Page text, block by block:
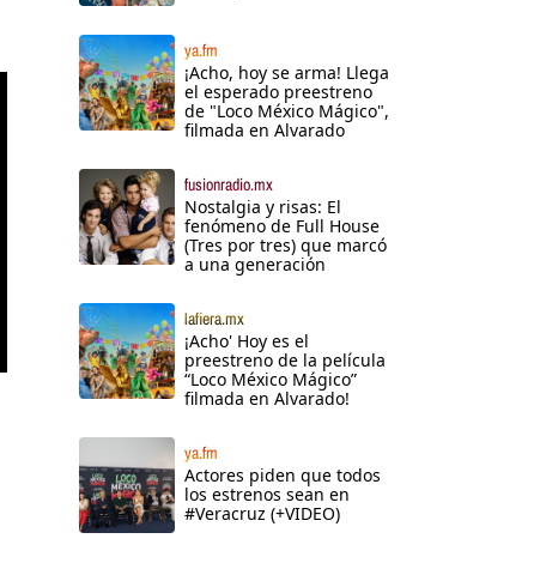
ya.fm
¡Acho, hoy se arma! Llega
el esperado preestreno
de "Loco México Mágico",
filmada en Alvarado
fusionradio.mx
Nostalgia y risas: El
fenómeno de Full House
(Tres por tres) que marcó
a una generación
lafiera.mx
¡Acho' Hoy es el
preestreno de la película
“Loco México Mágico”
filmada en Alvarado!
ya.fm
Actores piden que todos
los estrenos sean en
#Veracruz (+VIDEO)